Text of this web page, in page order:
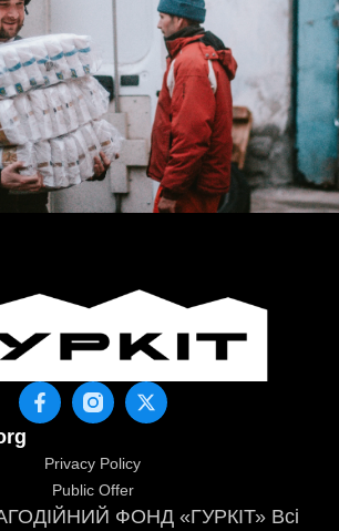
Privacy Policy
Public Offer
ФОНД «ГУРКІТ» Всі